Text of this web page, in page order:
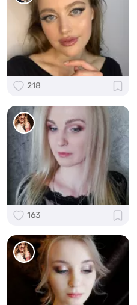
218
163